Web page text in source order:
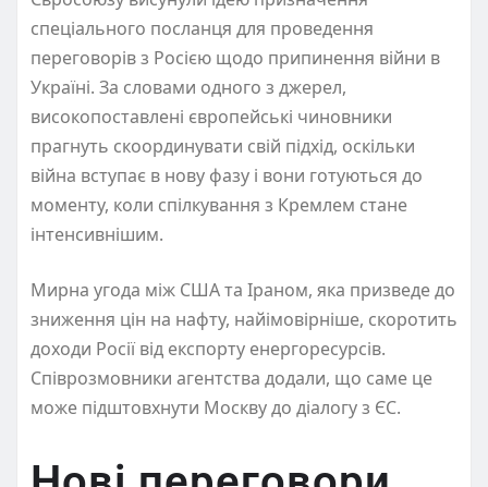
спеціального посланця для проведення
переговорів з Росією щодо припинення війни в
Україні. За словами одного з джерел,
високопоставлені європейські чиновники
прагнуть скоординувати свій підхід, оскільки
війна вступає в нову фазу і вони готуються до
моменту, коли спілкування з Кремлем стане
інтенсивнішим.
Мирна угода між США та Іраном, яка призведе до
зниження цін на нафту, найімовірніше, скоротить
доходи Росії від експорту енергоресурсів.
Співрозмовники агентства додали, що саме це
може підштовхнути Москву до діалогу з ЄС.